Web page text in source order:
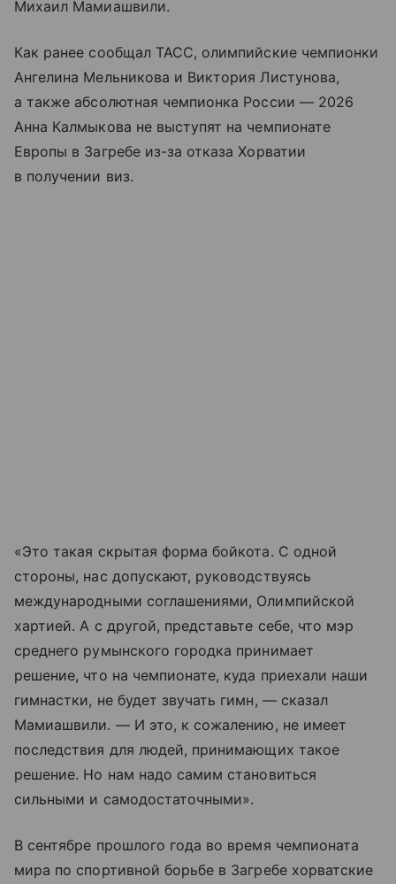
Михаил Мамиашвили.
Как ранее сообщал ТАСС, олимпийские чемпионки
Ангелина Мельникова и Виктория Листунова,
а также абсолютная чемпионка России — 2026
Анна Калмыкова не выступят на чемпионате
Европы в Загребе из-за отказа Хорватии
в получении виз.
«Это такая скрытая форма бойкота. С одной
стороны, нас допускают, руководствуясь
международными соглашениями, Олимпийской
хартией. А с другой, представьте себе, что мэр
среднего румынского городка принимает
решение, что на чемпионате, куда приехали наши
гимнастки, не будет звучать гимн, — сказал
Мамиашвили. — И это, к сожалению, не имеет
последствия для людей, принимающих такое
решение. Но нам надо самим становиться
сильными и самодостаточными».
В сентябре прошлого года во время чемпионата
мира по спортивной борьбе в Загребе хорватские